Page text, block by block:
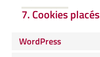
7. Cookies placés
WordPress